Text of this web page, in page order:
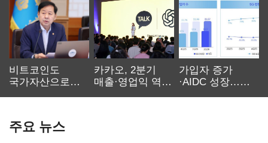
비트코인도
국가자산으로…'
카카오, 2분기
매출·영업익 역대
가입자 증가
·AIDC 성장…
주요 뉴스